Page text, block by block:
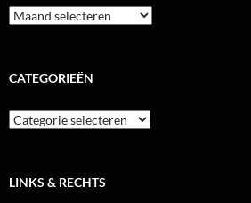
Archieven
CATEGORIEËN
Categorieën
LINKS & RECHTS